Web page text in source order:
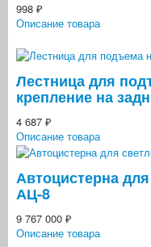
998 ₽
Описание товара
Лестница для
крепление на
4 687 ₽
Описание товара
Автоцистерна
АЦ-8
9 767 000 ₽
Описание товара